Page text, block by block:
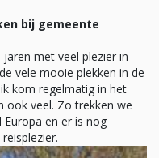
bij gemeente
met veel plezier in
vele mooie plekken in de
kom regelmatig in het
ook veel. Zo trekken we
en er is nog